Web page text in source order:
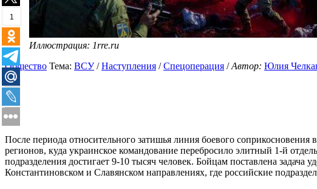
1
Иллюстрация: 1rre.ru
Общество Тема: ВСУ/Наступления /Спецоперация /Автор: Юлия
После периода относительного затишья линия боевого
регионов, куда украинское командование перебросило элитный 1-й
подразделения достигает 9-10 тысяч человек. Бойцам поставлена
Константиновском и Славянском направлениях, где российские